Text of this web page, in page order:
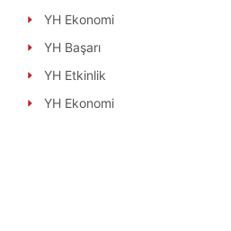
YH Ekonomi
YH Başarı
YH Etkinlik
YH Ekonomi